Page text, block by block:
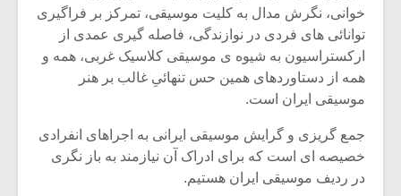
خوانی، نگرش مدال به کلیت موسیقی، تمرکز بر فراگیری
توانائی های فردی در نوازندگی، فاصله گیری عمدی از
ارکستراسیون به شیوه ی موسیقی کلاسیک غربی، همه و
همه از دستاوردهای همین حس تنهائیِ غالب بر هنر
موسیقی ایران است.
جمع گریزی و گرایش موسیقی ایرانی به اجراهای انفرادی
خصیصه ای است که برای ادراک آن نیازمند به باز نگری
در ردیف موسیقی ایران هستیم.
میکلوش روژا موریس ژار